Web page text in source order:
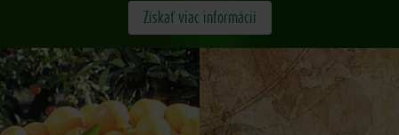
Získať viac informácií